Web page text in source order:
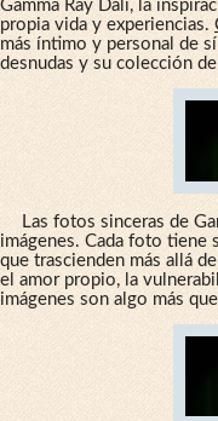
Gamma Ray Dali, la
propia vida y experiencias.
más íntimo y personal de
desnudas y su colección
Las fotos sinceras de
imágenes. Cada foto tiene
que trascienden más allá
el amor propio, la
imágenes son algo más